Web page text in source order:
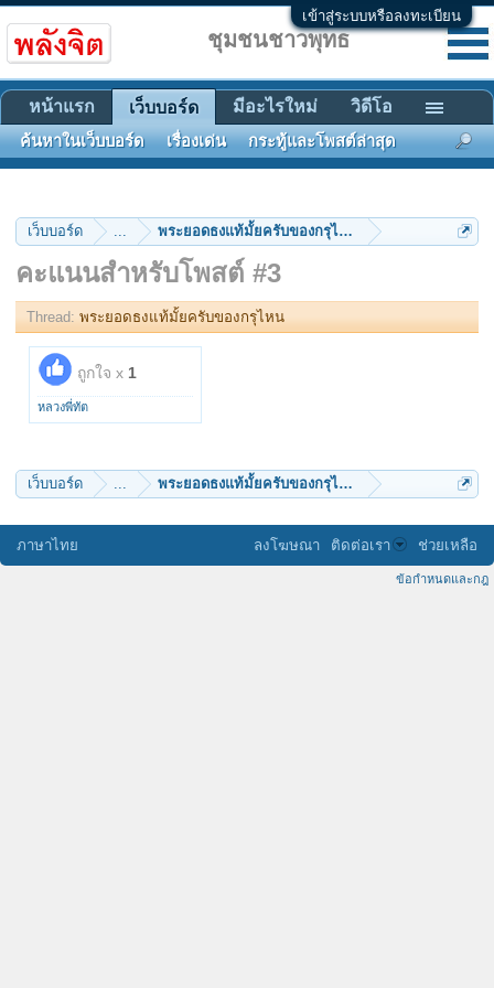
เข้าสู่ระบบหรือลงทะเบียน
เว็บบอร์ด ... พระยอดธงแท้มั้ยครับของกรุไหน
คะแนนสำหรับโพสต์ #3
Thread: พระยอดธงแท้มั้ยครับของกรุไหน
ถูกใจ x 1
หลวงพี่ทัต
เว็บบอร์ด ... พระยอดธงแท้มั้ยครับของกรุไหน
ชุมชนชาวพุทธ
หน้าแรก เว็บบอร์ด
ค้นหาในเว็บบอร์ด เรื่องเด่น กระทู้และโพสต์ล่าสุด
มีอะไรใหม่ วิดีโอ
ภาษาไทย ลงโฆษณา ติดต่อเรา ช่วยเหลือ
ข้อกำหนดและกฎ